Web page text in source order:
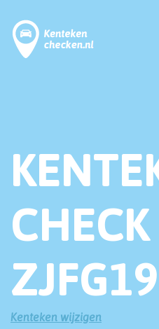
CHECK
ZJFG19
Kenteken wijzigen